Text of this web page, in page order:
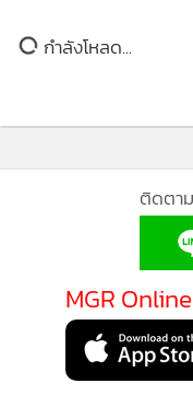
โดยการปลูกป่าชัยภูมิ
เฉลิมพระเกียรติแห่งนี้
สร้างระบบนิเวศน์ ให้ชุ
งอกเงยเลี้ยงครอบครอ
กำลังโหลด...
ติดตา
MGR